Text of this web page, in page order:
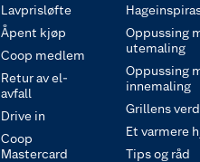
Lavprisløfte
Åpent kjøp
Coop medlem
Retur av el-
avfall
Drive in
Coop
Mastercard
Oppussing
utemaling
Oppussing
innemaling
Grillens
Et varmere
Tips og råd